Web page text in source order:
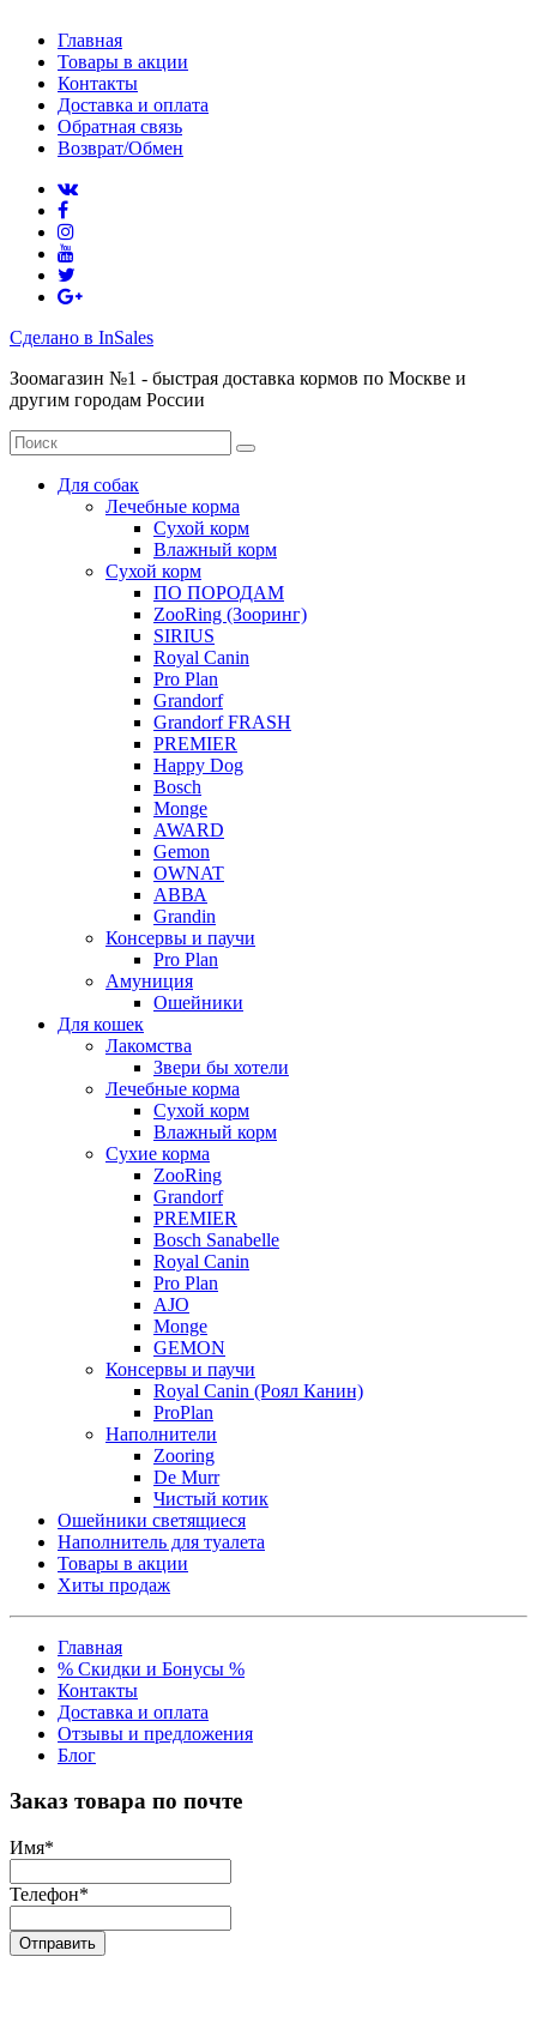
Главная
Товары в акции
Контакты
Доставка и оплата
Обратная связь
Возврат/Обмен
Сделано в InSales
Зоомагазин №1 - быстрая доставка кормов по Москве и
другим городам России
Для собак
Лечебные корма
Сухой корм
Влажный корм
Сухой корм
ПО ПОРОДАМ
ZooRing (Зооринг)
SIRIUS
Royal Canin
Pro Plan
Grandorf
Grandorf FRASH
PREMIER
Happy Dog
Bosch
Monge
AWARD
Gemon
OWNAT
АВВА
Grandin
Консервы и паучи
Pro Plan
Амуниция
Ошейники
Для кошек
Лакомства
Звери бы хотели
Лечебные корма
Сухой корм
Влажный корм
Сухие корма
ZooRing
Grandorf
PREMIER
Bosch Sanabelle
Royal Canin
Pro Plan
AJO
Monge
GEMON
Консервы и паучи
Royal Canin (Роял Канин)
ProPlan
Наполнители
Zooring
De Murr
Чистый котик
Ошейники светящиеся
Наполнитель для туалета
Товары в акции
Хиты продаж
Главная
% Скидки и Бонусы %
Контакты
Доставка и оплата
Отзывы и предложения
Блог
Заказ товара по почте
Имя*
Телефон*
Отправить